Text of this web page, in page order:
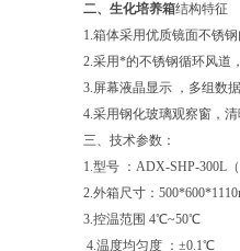
二、 生化培养箱结构特征
1.箱体采用优质镜面不锈
2.采用*的不锈钢循环风道
3.屏幕液晶显示 ，多组数
4.采用钢化玻璃观察窗，
三、技术参数：
1.型号 ：ADX-SHP-300L
2.外箱尺寸：
3.控温范围 4℃~50℃
4.温度均匀度 ：±0.1℃